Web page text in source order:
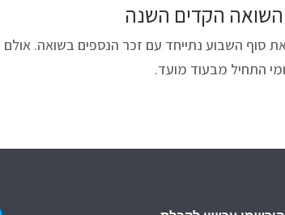
השואה הקדים השנה
סוף השבוע נתייחד עם זכר הנספים בשואה.
התחיל מבעוד מועד.